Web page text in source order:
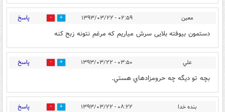
معین ۰۲:۵۹ - ۱۳۹۳/۰۳/۲۲ 0 پاسخ
دستمون بیوفته بلایی سرش میاریم که مرغم نتونه زبح کنه
علي ۰۳:۵۰ - ۱۳۹۳/۰۳/۲۲ 0 پاسخ
بچه تو ديگه چه حرومزادهاي هستي.
بنده خدا ۰۸:۲۲ - ۱۳۹۳/۰۳/۲۲ 0 پاسخ